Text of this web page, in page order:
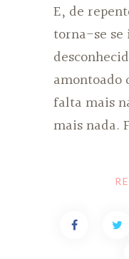
E, de
torna-se
amontoado
falta mais
mais nada.